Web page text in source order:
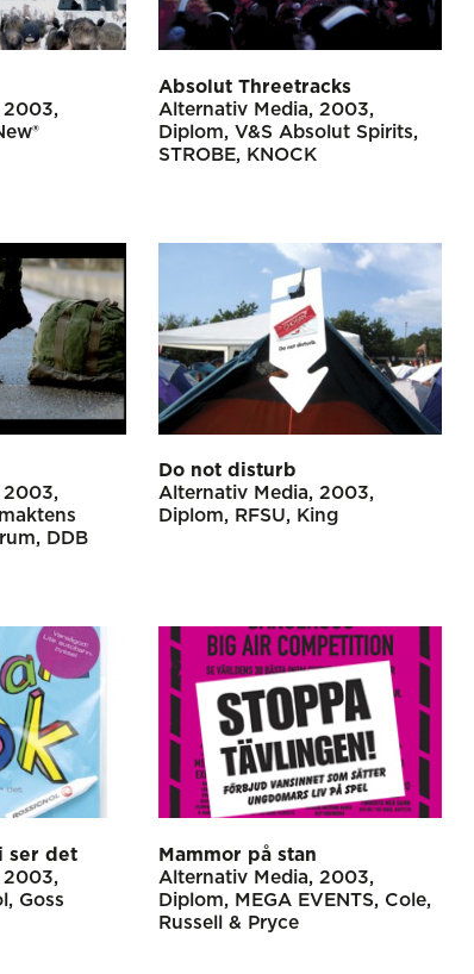
Absolut Threetracks
Alternativ Media
2003
Diplom
V&S Absolut Spirits
STROBE, KNOCK
2003
DDB
Do not disturb
Alternativ Media
2003
Diplom
RFSU King
2003
ser det
2003
Goss
Mammor på stan
Alternativ Media
2003
Diplom
MEGA EVENTS
Cole,
Russell & Pryce